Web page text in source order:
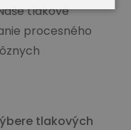
tlakové
procesného
tlakových